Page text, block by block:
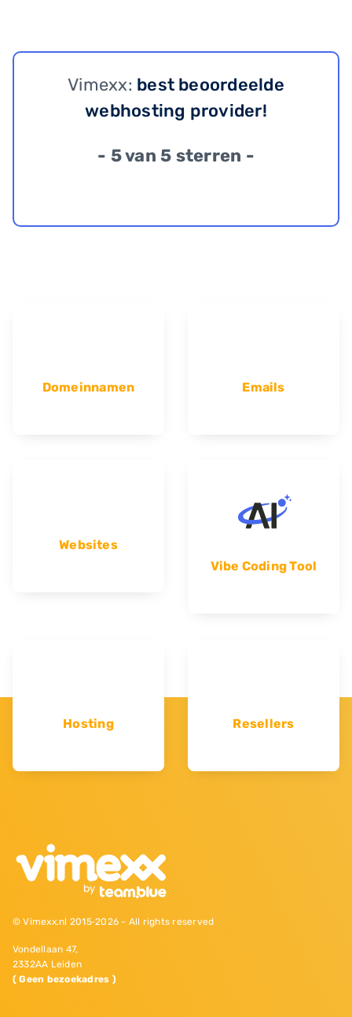
Vimexx: best beoordeelde
webhosting provider!
- 5 van 5 sterren -
Domeinnamen Emails
Websites
Vibe Coding Tool
Hosting Resellers
© Vimexx.nl 2015‐2026 - All rights reserved
Vondellaan 47,
2332AA Leiden
( Geen bezoekadres )